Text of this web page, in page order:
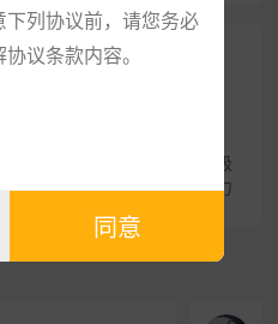
服务全程跟进，人员评级
打分，提高综合服务能力
列协议前，请您务必
议条款内容。
同意